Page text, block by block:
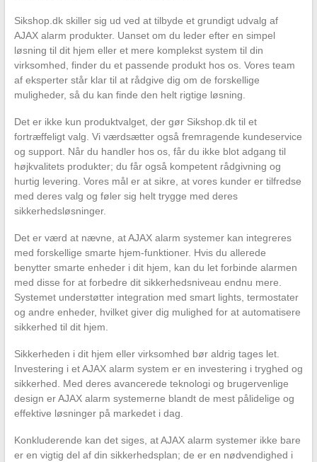
Sikshop.dk skiller sig ud ved at tilbyde et grundigt udvalg af
AJAX alarm produkter. Uanset om du leder efter en simpel
løsning til dit hjem eller et mere komplekst system til din
virksomhed, finder du et passende produkt hos os. Vores team
af eksperter står klar til at rådgive dig om de forskellige
muligheder, så du kan finde den helt rigtige løsning.
Det er ikke kun produktvalget, der gør Sikshop.dk til et
fortræffeligt valg. Vi værdsætter også fremragende kundeservice
og support. Når du handler hos os, får du ikke blot adgang til
højkvalitets produkter; du får også kompetent rådgivning og
hurtig levering. Vores mål er at sikre, at vores kunder er tilfredse
med deres valg og føler sig helt trygge med deres
sikkerhedsløsninger.
Det er værd at nævne, at AJAX alarm systemer kan integreres
med forskellige smarte hjem-funktioner. Hvis du allerede
benytter smarte enheder i dit hjem, kan du let forbinde alarmen
med disse for at forbedre dit sikkerhedsniveau endnu mere.
Systemet understøtter integration med smart lights, termostater
og andre enheder, hvilket giver dig mulighed for at automatisere
sikkerhed til dit hjem.
Sikkerheden i dit hjem eller virksomhed bør aldrig tages let.
Investering i et AJAX alarm system er en investering i tryghed og
sikkerhed. Med deres avancerede teknologi og brugervenlige
design er AJAX alarm systemerne blandt de mest pålidelige og
effektive løsninger på markedet i dag.
Konkluderende kan det siges, at AJAX alarm systemer ikke bare
er en vigtig del af din sikkerhedsplan; de er en nødvendighed i